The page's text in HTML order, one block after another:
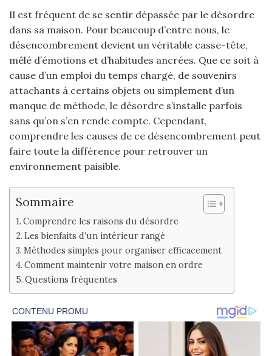
Il est fréquent de se sentir dépassée par le désordre
dans sa maison. Pour beaucoup d’entre nous, le
désencombrement devient un véritable casse-tête,
mêlé d’émotions et d’habitudes ancrées. Que ce soit à
cause d’un emploi du temps chargé, de souvenirs
attachants à certains objets ou simplement d’un
manque de méthode, le désordre s’installe parfois
sans qu’on s’en rende compte. Cependant,
comprendre les causes de ce désencombrement peut
faire toute la différence pour retrouver un
environnement paisible.
Sommaire
Comprendre les raisons du désordre
Les bienfaits d’un intérieur rangé
Méthodes simples pour organiser efficacement
Comment maintenir votre maison en ordre
Questions fréquentes